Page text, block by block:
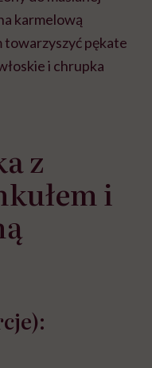
karmelową
towarzyszyć pękate
i chrupka
z
i